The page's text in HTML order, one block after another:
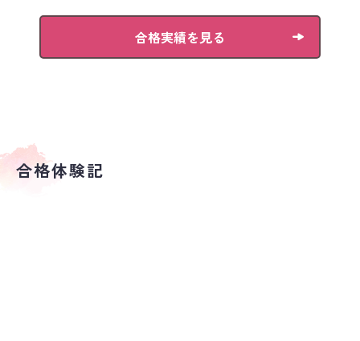
合格実績を見る
合格体験記